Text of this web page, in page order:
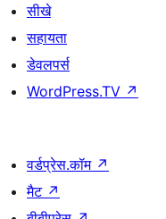
सीखे
सहायता
डेवलपर्स
WordPress.TV ↗
वर्डप्रेस.कॉम ↗
मैट ↗